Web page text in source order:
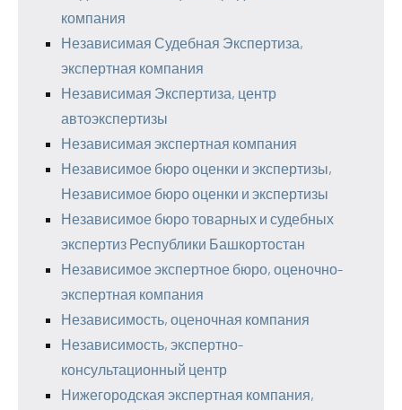
компания
Независимая Судебная Экспертиза,
экспертная компания
Независимая Экспертиза, центр
автоэкспертизы
Независимая экспертная компания
Независимое бюро оценки и экспертизы,
Независимое бюро оценки и экспертизы
Независимое бюро товарных и судебных
экспертиз Республики Башкортостан
Независимое экспертное бюро, оценочно-
экспертная компания
Независимость, оценочная компания
Независимость, экспертно-
консультационный центр
Нижегородская экспертная компания,